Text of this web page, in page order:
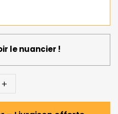
le nuancier !
+